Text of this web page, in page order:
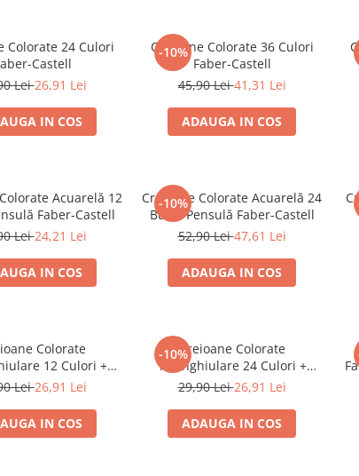
Colorate 24 Culori
Castell
Lei26,91 Lei
IN COS
-10%
Creioane Colorate 36 Culori
Faber-Castell
45,90 Lei41,31 Lei
ADAUGA IN COS
Acuarelă 12
Faber-Castell
Lei24,21 Lei
IN COS
-10%
Creioane Colorate Acuarelă 24
Buc + Pensulă Faber-Castell
52,90 Lei47,61 Lei
ADAUGA IN COS
Colorate
12 Culori +
Eco Faber-Castell
Lei26,91 Lei
IN COS
-10%Creioane Colorate
Triunghiulare 24 Culori +
Ascuțitoare Eco Faber-Castell
29,90 Lei26,91 Lei
ADAUGA IN COS